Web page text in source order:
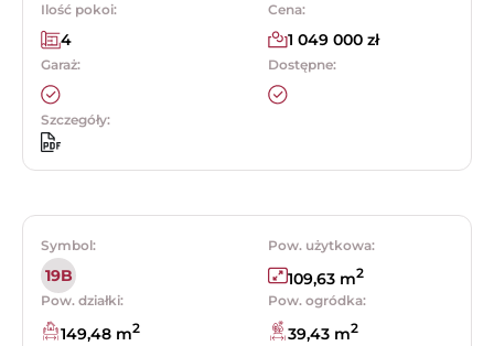
Ilość pokoi:
4
Cena:
1 049 000 zł
Garaż: Dostępne:
Szczegóły:
Symbol:
19B
Pow. użytkowa:
109,63 m2
Pow. działki:
149,48 m2
Pow. ogródka:
39,43 m2